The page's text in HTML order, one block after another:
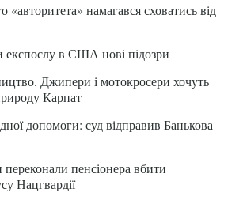
«авторитета» намагався сховатись від
в США нові підозри
Джипери і мотокросери хочуть
Карпат
допомоги: суд відправив Банькова
переконали пенсіонера вбити
Нацгвардії